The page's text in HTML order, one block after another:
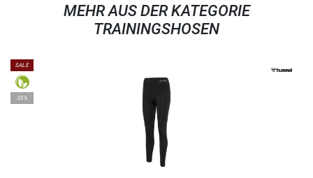
MEHR AUS DER KATEGORIE
TRAININGSHOSEN
SALE
-25%